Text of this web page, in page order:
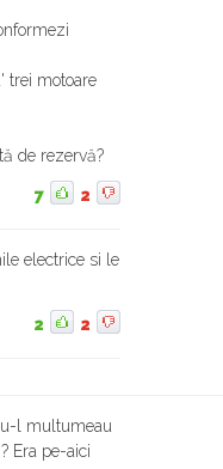
trei motoare
de rezervă?
7 2
electrice si le
2 2
l multumeau
Era pe-aici